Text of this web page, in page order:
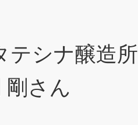
テシナ醸造所
剛さん